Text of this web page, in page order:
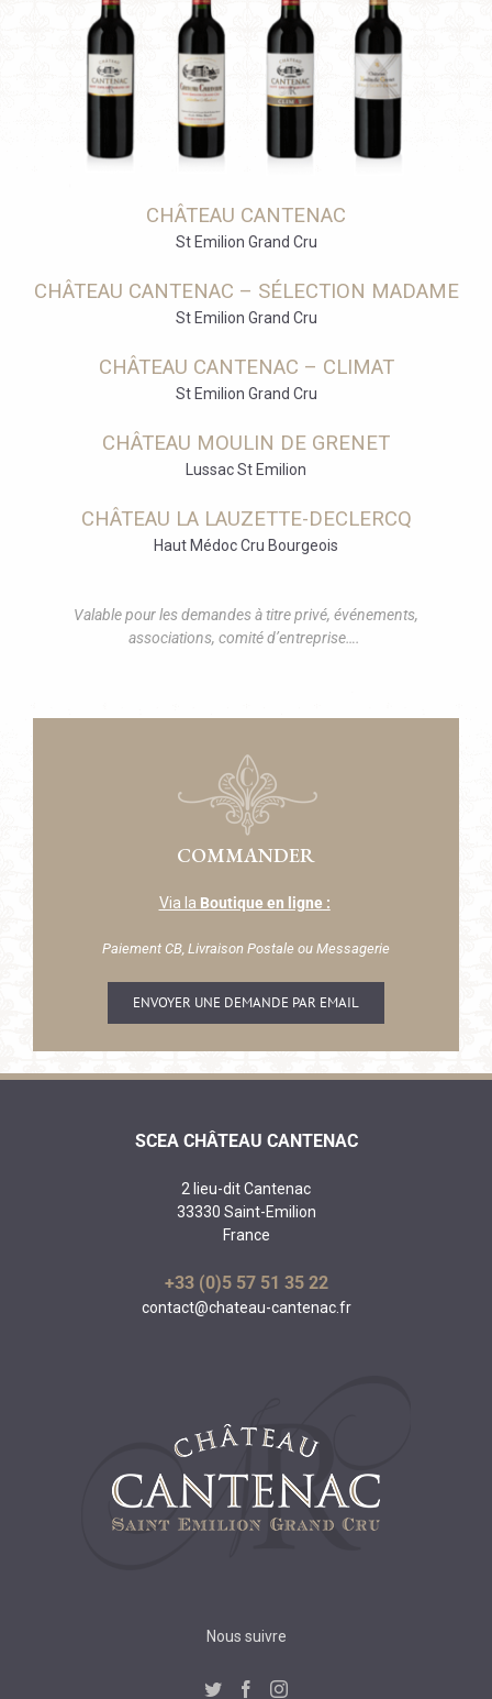
CHÂTEAU CANTENAC
St Emilion Grand Cru
CHÂTEAU CANTENAC – SÉLECTION MADAME
St Emilion Grand Cru
CHÂTEAU CANTENAC – CLIMAT
St Emilion Grand Cru
CHÂTEAU MOULIN DE GRENET
Lussac St Emilion
CHÂTEAU LA LAUZETTE-DECLERCQ
Haut Médoc Cru Bourgeois
Valable pour les demandes à titre privé, événements,
associations, comité d’entreprise….
COMMANDER
Via la Boutique en ligne :
Paiement CB, Livraison Postale ou Messagerie
ENVOYER UNE DEMANDE PAR EMAIL
SCEA CHÂTEAU CANTENAC
2 lieu-dit Cantenac
33330 Saint-Emilion
France
+33 (0)5 57 51 35 22
contact@chateau-cantenac.fr
Nous suivre